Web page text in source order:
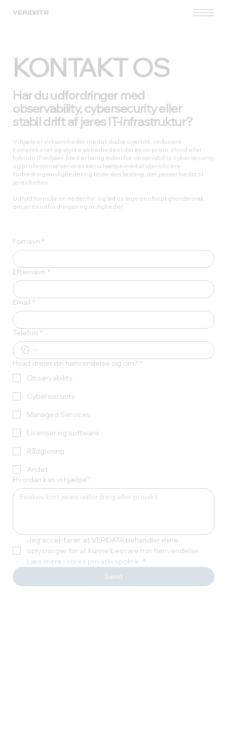
VERIDATA
KONTAKT OS
Har du udfordringer med
observability, cybersecurity eller
stabil drift af jeres IT-infrastruktur?
Vi hjælper virksomheder med at skabe overblik, reducere
kompleksitet og styrke sikkerheden i deres on-prem, cloud eller
hybride IT-miljøer. Med erfaring inden for observability, cybersecurity
og professional services kan vi hjælpe med at identificere
forbedringsmuligheder og finde den løsning, der passer bedst til
jeres behov.
Udfyld formularen nedenfor, og lad os tage en uforpligtende snak
om jeres udfordringer og muligheder.
Fornavn *
Efternavn *
Email *
Telefon *
Hvad drejer din henvendelse sig om? *
Observability
Cybersecurity
Managed Services
Licenser og software
Rådgivning
Andet
Hvordan kan vi hjælpe?
Jeg accepterer, at VERIDATA behandler mine
oplysninger for at kunne besvare min henvendelse.
Læs mere i vores privatlivspolitik. *
Send